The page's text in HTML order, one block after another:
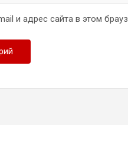
и адрес сайта в этом